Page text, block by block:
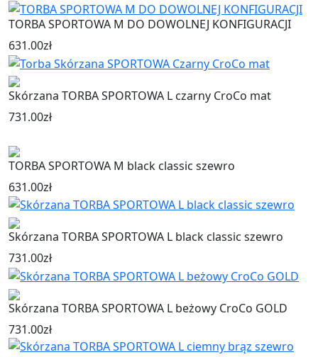
TORBA SPORTOWA M DO DOWOLNEJ KONFIGURACJI
631.00zł
Skórzana TORBA SPORTOWA L czarny CroCo mat
731.00zł
TORBA SPORTOWA M black classic szewro
631.00zł
Skórzana TORBA SPORTOWA L black classic szewro
731.00zł
Skórzana TORBA SPORTOWA L beżowy CroCo GOLD
731.00zł